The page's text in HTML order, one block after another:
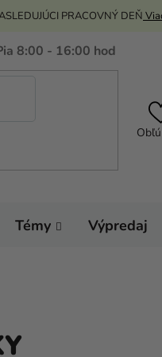
PRACOVNÝ DEŇ
Témy Výpredaj